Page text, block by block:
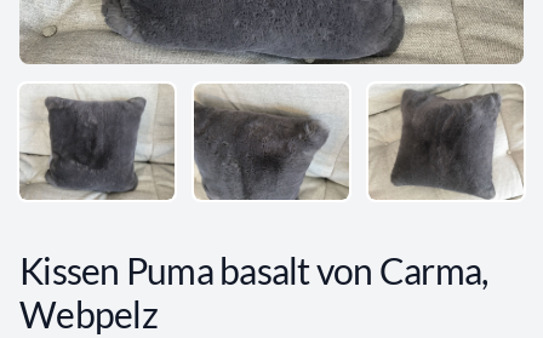
Kissen Puma basalt von Carma,
Webpelz